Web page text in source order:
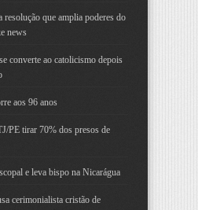
que amplia poderes do
news
converte ao catolicismo depois
aos 96 anos
PE tirar 70% dos presos de
e leva bispo na Nicarágua
cerimonialista cristão de